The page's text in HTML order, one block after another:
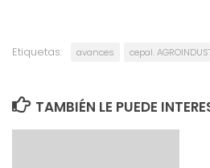
Etiquetas: avances cepal.
TAMBIÉN LE PUEDE